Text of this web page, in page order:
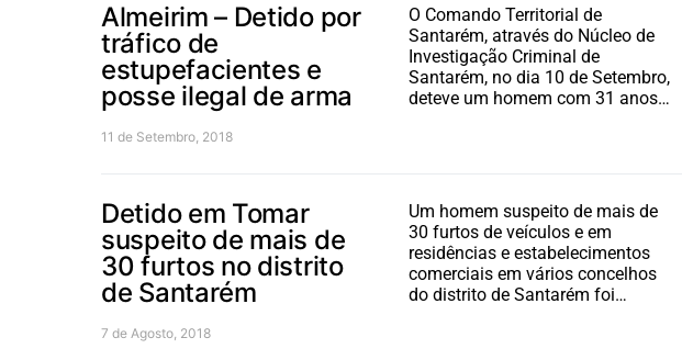
Almeirim – Detido por
tráfico de
estupefacientes e
posse ilegal de arma
O Comando Territorial de
Santarém, através do Núcleo de
Investigação Criminal de
Santarém, no dia 10 de Setembro,
deteve um homem com 31 anos…
11 de Setembro, 2018
Detido em Tomar
suspeito de mais de
30 furtos no distrito
de Santarém
Um homem suspeito de mais de
30 furtos de veículos e em
residências e estabelecimentos
comerciais em vários concelhos
do distrito de Santarém foi…
7 de Agosto, 2018